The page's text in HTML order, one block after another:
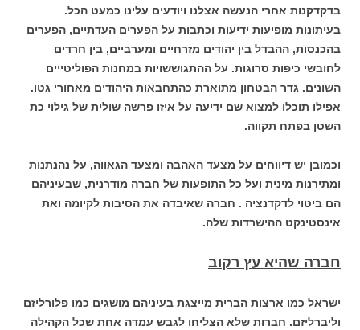
בדקדקנות אחרי הנעשה אצלנו ויודעים עלינו כמעט הכל.
בעיתונות מופיעות ידיעות וכתבות על הפערים העדתיים, הפערים
בהכנסות, ההבדל בין יהודים מזרחיים ומערביים, בין חרדים
לחובשי כיפות סרוגות. על ההתגוששויות במחנות הפוליטייים
השונים. גדר הבטחון מתוארת כהתחבאות היהודים מאחורי גטו.
אפילו תוכלו למצוא שם ידיעה על איזו פרשה שולית של גילוי כת
השטן בפתח תקווה.
וכמובן יש דיווחים על מצעד האהבה ומצעד הגאווה, על נהנתנות
ומתירנות מינית ועל כל התופעות של חברה מודרנית, שבעיניהם
הם ביטוי לדקדנציה . חברה שאיבדה את הסיבות לקיומה ואת
אינסטינקט ההישרדות שלה.
חברה שהיא עץ רקוב
ישראל כמו ארצות הברית מייצגת בעיניהם מושגים כמו פלורליזם
וליברליזם. חברות שלא הצליחו לגבש עמדה אחת שכל הקהילה